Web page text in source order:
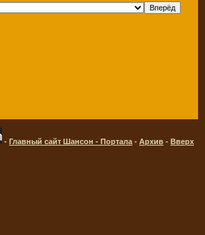
- Главный сайт Шансон - Портала - Архив - Вверх